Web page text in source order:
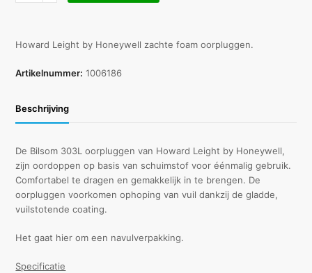
200
HS
dispenser
Howard Leight by Honeywell zachte foam oorpluggen.
Artikelnummer: 1006186
Beschrijving
De Bilsom 303L oorpluggen van Howard Leight by Honeywell,
zijn oordoppen op basis van schuimstof voor éénmalig gebruik.
Comfortabel te dragen en gemakkelijk in te brengen. De
oorpluggen voorkomen ophoping van vuil dankzij de gladde,
vuilstotende coating.
Het gaat hier om een navulverpakking.
Specificatie